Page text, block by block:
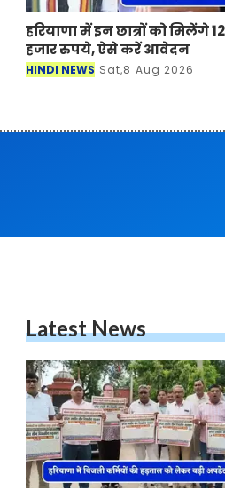
हरियाणा में इन छात्रों को मिलेंगे 12
हजार रुपये, ऐसे करें आवेदन
HINDI NEWS Sat,8 Aug 2026
Latest News